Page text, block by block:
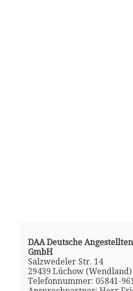
DAA Deutsche
GmbH
Salzwedeler Str. 14
29439 Lüchow (Wendland)
Telefonnummer: 05841-